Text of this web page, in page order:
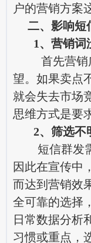
户的营销方案
二、影响短
1、营销词
首先营销广
望。如果卖点
就会失去市场
思维方式是要
2、筛选不
短信群发需
因此在宣传中
而达到营销效
全可靠的选择
日常数据分析
习惯或重点，